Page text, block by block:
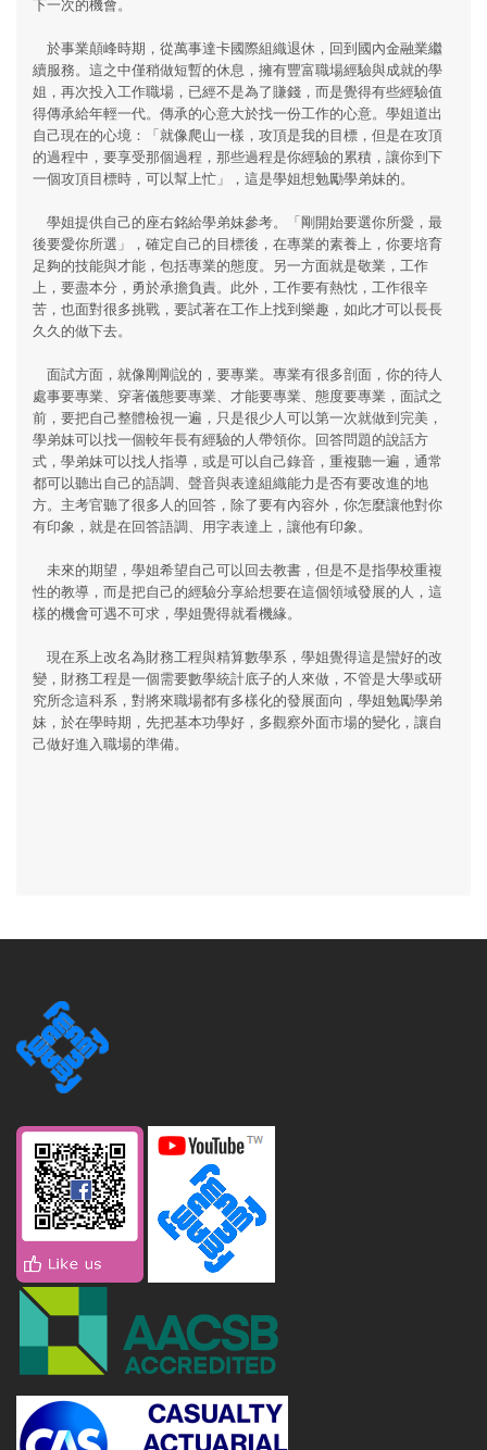
於事業顛峰時期，從萬事達卡國際組織退休，回到國內金融業繼
續服務。這之中僅稍做短暫的休息，擁有豐富職場經驗與成就的學
姐，再次投入工作職場，已經不是為了賺錢，而是覺得有些經驗值
得傳承給年輕一代。傳承的心意大於找一份工作的心意。學姐道出
自己現在的心境：「就像爬山一樣，攻頂是我的目標，但是在攻頂
的過程中，要享受那個過程，那些過程是你經驗的累積，讓你到下
一個攻頂目標時，可以幫上忙」，這是學姐想勉勵學弟妹的。
學姐提供自己的座右銘給學弟妹參考。「剛開始要選你所愛，最
後要愛你所選」，確定自己的目標後，在專業的素養上，你要培育
足夠的技能與才能，包括專業的態度。另一方面就是敬業，工作
上，要盡本分，勇於承擔負責。此外，工作要有熱忱，工作很辛
苦，也面對很多挑戰，要試著在工作上找到樂趣，如此才可以長長
久久的做下去。
面試方面，就像剛剛說的，要專業。專業有很多剖面，你的待人
處事要專業、穿著儀態要專業、才能要專業、態度要專業，面試之
前，要把自己整體檢視一遍，只是很少人可以第一次就做到完美，
學弟妹可以找一個較年長有經驗的人帶領你。回答問題的說話方
式，學弟妹可以找人指導，或是可以自己錄音，重複聽一遍，通常
都可以聽出自己的語調、聲音與表達組織能力是否有要改進的地
方。主考官聽了很多人的回答，除了要有內容外，你怎麼讓他對你
有印象，就是在回答語調、用字表達上，讓他有印象。
未來的期望，學姐希望自己可以回去教書，但是不是指學校重複
性的教導，而是把自己的經驗分享給想要在這個領域發展的人，這
樣的機會可遇不可求，學姐覺得就看機緣。
現在系上改名為財務工程與精算數學系，學姐覺得這是蠻好的改
變，財務工程是一個需要數學統計底子的人來做，不管是大學或研
究所念這科系，對將來職場都有多樣化的發展面向，學姐勉勵學弟
妹，於在學時期，先把基本功學好，多觀察外面市場的變化，讓自
己做好進入職場的準備。